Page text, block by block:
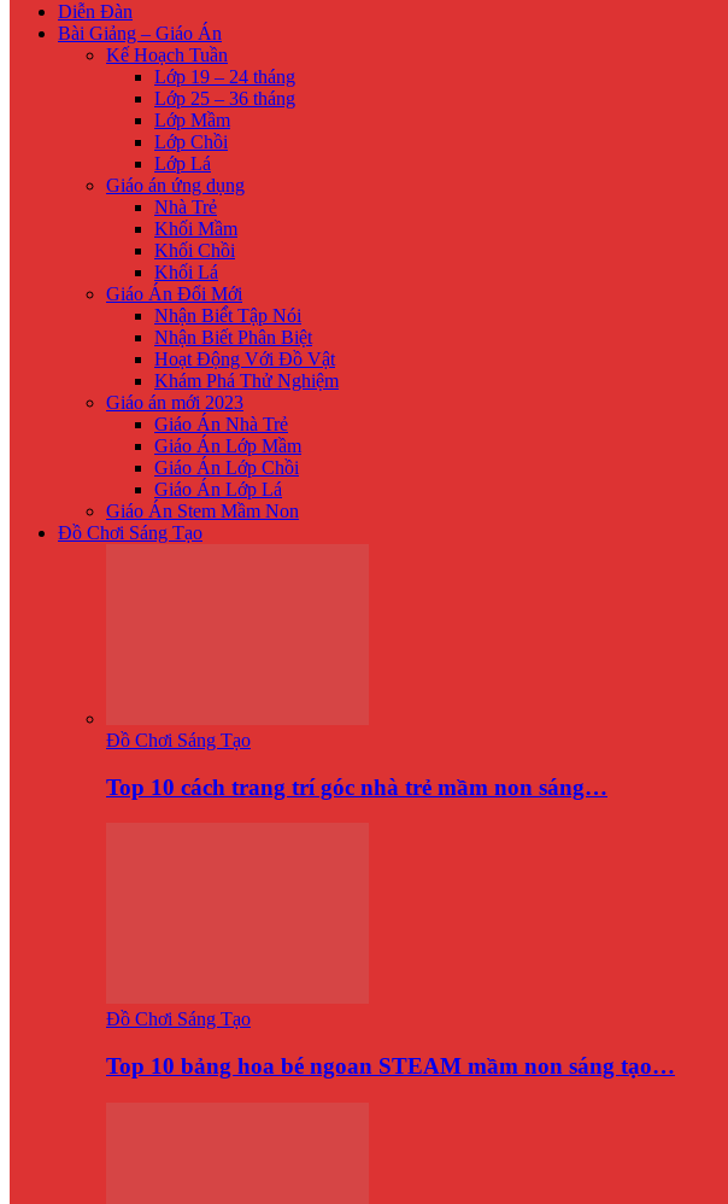
Diễn Đàn
Bài Giảng – Giáo Án
Kế Hoạch Tuần
Lớp 19 – 24 tháng
Lớp 25 – 36 tháng
Lớp Mầm
Lớp Chồi
Lớp Lá
Giáo án ứng dụng
Nhà Trẻ
Khối Mầm
Khối Chồi
Khối Lá
Giáo Án Đổi Mới
Nhận Biế́t Tập Nói
Nhận Biết Phân Biệt
Hoạt Động Với Đồ Vật
Khám Phá Thử Nghiệm
Giáo án mới 2023
Giáo Án Nhà Trẻ
Giáo Án Lớp Mầm
Giáo Án Lớp Chồi
Giáo Án Lớp Lá
Giáo Án Stem Mầm Non
Đồ Chơi Sáng Tạo
Đồ Chơi Sáng Tạo
Top 10 cách trang trí góc nhà trẻ mầm non sáng…
Đồ Chơi Sáng Tạo
Top 10 bảng hoa bé ngoan STEAM mầm non sáng tạo…